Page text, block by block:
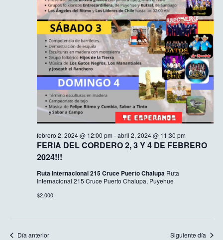
FERIA DEL CORDERO 2, 3 Y 4 DE FEBRERO
2024!!!
febrero 2, 2024 @ 12:00 pm -abril 2, 2024 @ 11:30 pm
Ruta Internacional 215 Cruce Puerto Chalupa Ruta
Internacional 215 Cruce Puerto Chalupa, Puyehue
$2.000
Día anterior Siguiente día